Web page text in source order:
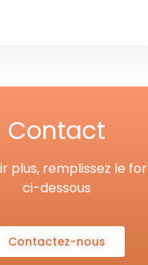
Contact
plus, remplissez le
ci-dessous
Contactez-nous